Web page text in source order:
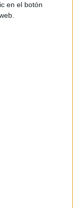
en el botón
en la
mesa con